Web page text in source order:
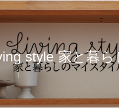
style 家と暮